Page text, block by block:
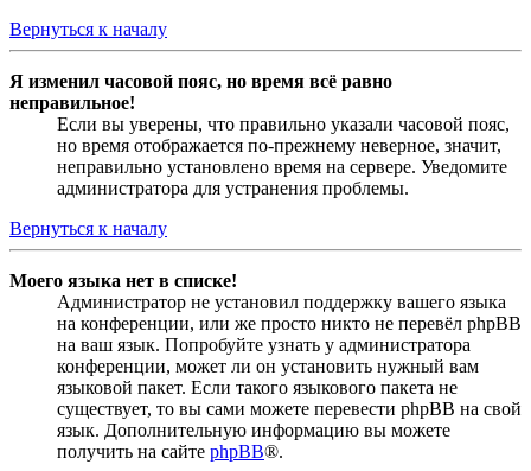
Вернуться к началу
Я изменил часовой пояс, но время всё равно
неправильное!
Если вы уверены, что правильно указали часовой пояс,
но время отображается по-прежнему неверное, значит,
неправильно установлено время на сервере. Уведомите
администратора для устранения проблемы.
Вернуться к началу
Моего языка нет в списке!
Администратор не установил поддержку вашего языка
на конференции, или же просто никто не перевёл phpBB
на ваш язык. Попробуйте узнать у администратора
конференции, может ли он установить нужный вам
языковой пакет. Если такого языкового пакета не
существует, то вы сами можете перевести phpBB на свой
язык. Дополнительную информацию вы можете
получить на сайте phpBB®.